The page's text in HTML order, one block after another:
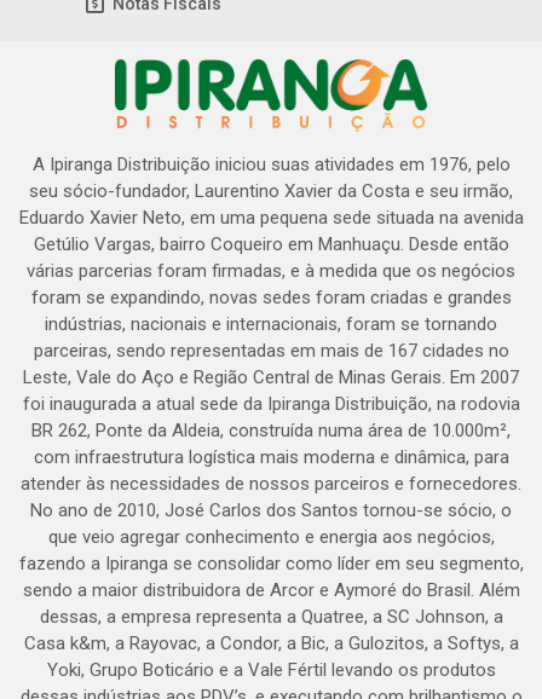
A Ipiranga Distribuição iniciou suas atividades em 1976, pelo
seu sócio-fundador, Laurentino Xavier da Costa e seu irmão,
Eduardo Xavier Neto, em uma pequena sede situada na avenida
Getúlio Vargas, bairro Coqueiro em Manhuaçu. Desde então
várias parcerias foram firmadas, e à medida que os negócios
foram se expandindo, novas sedes foram criadas e grandes
indústrias, nacionais e internacionais, foram se tornando
parceiras, sendo representadas em mais de 167 cidades no
Leste, Vale do Aço e Região Central de Minas Gerais. Em 2007
foi inaugurada a atual sede da Ipiranga Distribuição, na rodovia
BR 262, Ponte da Aldeia, construída numa área de 10.000m²,
com infraestrutura logística mais moderna e dinâmica, para
atender às necessidades de nossos parceiros e fornecedores.
No ano de 2010, José Carlos dos Santos tornou-se sócio, o
que veio agregar conhecimento e energia aos negócios,
fazendo a Ipiranga se consolidar como líder em seu segmento,
sendo a maior distribuidora de Arcor e Aymoré do Brasil. Além
dessas, a empresa representa a Quatree, a SC Johnson, a
Casa k&m, a Rayovac, a Condor, a Bic, a Gulozitos, a Softys, a
Yoki, Grupo Boticário e a Vale Fértil levando os produtos